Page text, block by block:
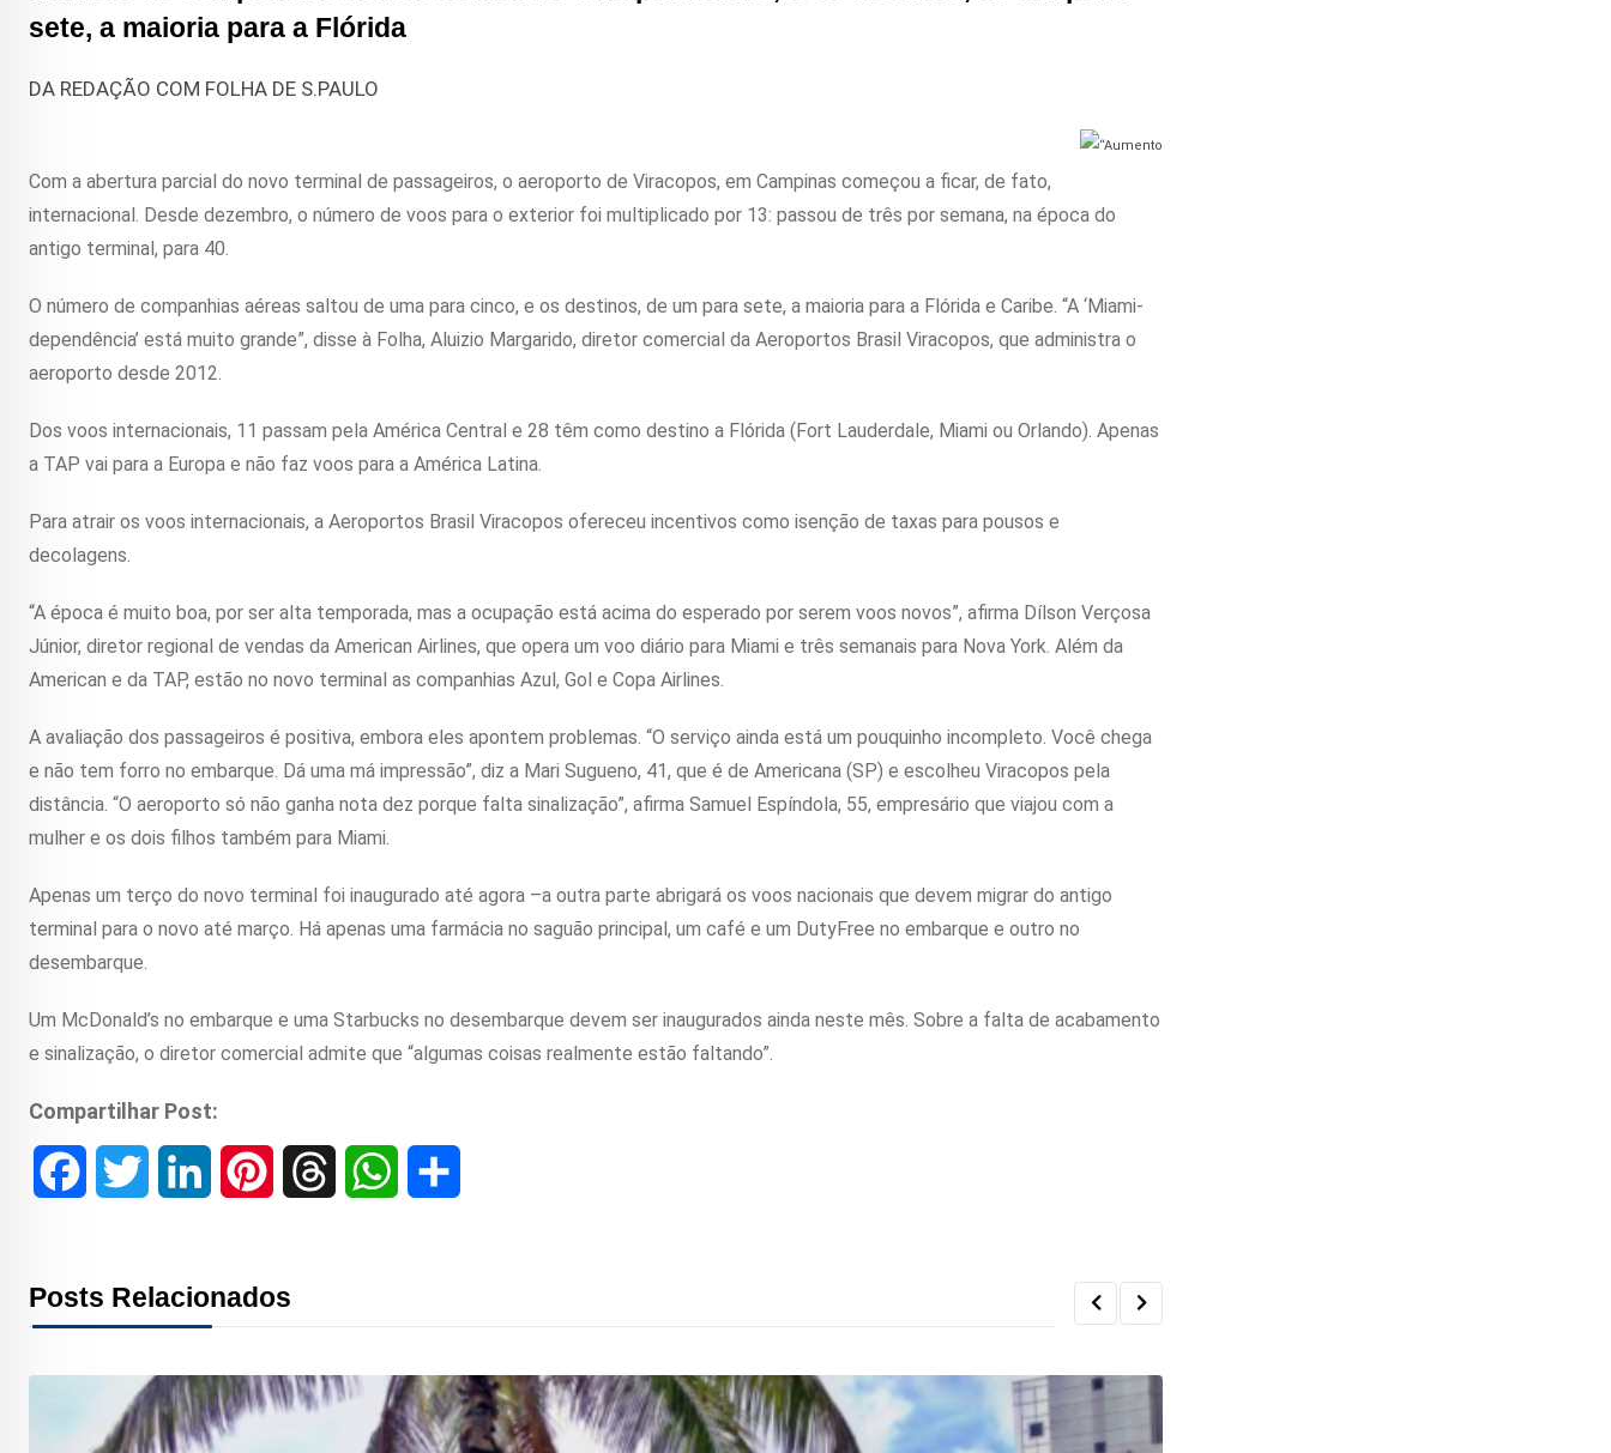
sete, a maioria para a Flórida
DA REDAÇÃO COM FOLHA DE S.PAULO
Com a abertura parcial do novo terminal de passageiros, o aeroporto de Viracopos, em Campinas começou a ficar, de fato,
internacional. Desde dezembro, o número de voos para o exterior foi multiplicado por 13: passou de três por semana, na época do
antigo terminal, para 40.
O número de companhias aéreas saltou de uma para cinco, e os destinos, de um para sete, a maioria para a Flórida e Caribe. “A ‘Miami-
dependência’ está muito grande”, disse à Folha, Aluizio Margarido, diretor comercial da Aeroportos Brasil Viracopos, que administra o
aeroporto desde 2012.
Dos voos internacionais, 11 passam pela América Central e 28 têm como destino a Flórida (Fort Lauderdale, Miami ou Orlando). Apenas
a TAP vai para a Europa e não faz voos para a América Latina.
Para atrair os voos internacionais, a Aeroportos Brasil Viracopos ofereceu incentivos como isenção de taxas para pousos e
decolagens.
“A época é muito boa, por ser alta temporada, mas a ocupação está acima do esperado por serem voos novos”, afirma Dílson Verçosa
Júnior, diretor regional de vendas da American Airlines, que opera um voo diário para Miami e três semanais para Nova York. Além da
American e da TAP, estão no novo terminal as companhias Azul, Gol e Copa Airlines.
A avaliação dos passageiros é positiva, embora eles apontem problemas. “O serviço ainda está um pouquinho incompleto. Você chega
e não tem forro no embarque. Dá uma má impressão”, diz a Mari Sugueno, 41, que é de Americana (SP) e escolheu Viracopos pela
distância. “O aeroporto só não ganha nota dez porque falta sinalização”, afirma Samuel Espíndola, 55, empresário que viajou com a
mulher e os dois filhos também para Miami.
Apenas um terço do novo terminal foi inaugurado até agora –a outra parte abrigará os voos nacionais que devem migrar do antigo
terminal para o novo até março. Há apenas uma farmácia no saguão principal, um café e um DutyFree no embarque e outro no
desembarque.
Um McDonald’s no embarque e uma Starbucks no desembarque devem ser inaugurados ainda neste mês. Sobre a falta de acabamento
e sinalização, o diretor comercial admite que “algumas coisas realmente estão faltando”.
Compartilhar Post:
e
b
t
t
e
k
e
d
t
e
e
a
t
s
A
r
e
Posts Relacionados